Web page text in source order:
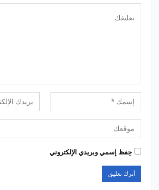
حِفظ إسمي وبريدي الإلكتروني